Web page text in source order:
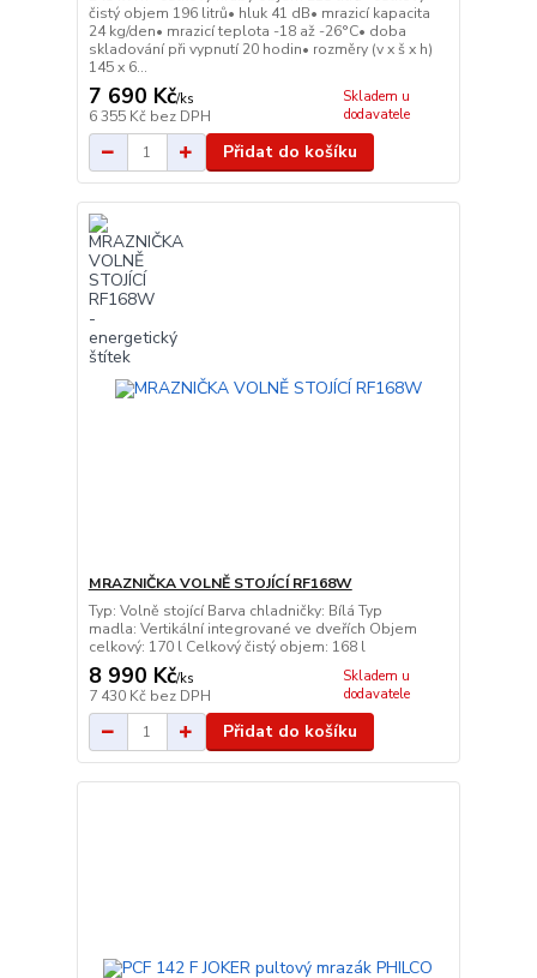
čistý objem 196 litrů• hluk 41 dB• mrazicí kapacita
24 kg/den• mrazicí teplota -18 až -26°C• doba
skladování při vypnutí 20 hodin• rozměry (v x š x h)
145 x 6...
7 690 Kč/ks
6 355 Kč bez DPH
Skladem u
dodavatele
Přidat do košíku
MRAZNIČKA VOLNĚ STOJÍCÍ RF168W
Typ: Volně stojící Barva chladničky: Bílá Typ
madla: Vertikální integrované ve dveřích Objem
celkový: 170 l Celkový čistý objem: 168 l
8 990 Kč/ks
7 430 Kč bez DPH
Skladem u
dodavatele
Přidat do košíku